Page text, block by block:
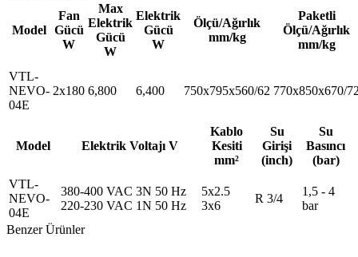
Model
Fan
Gücü
W
Max
Elektrik
Gücü
W
Elektrik
Gücü
W
Ölçü/Ağırlık
mm/kg
Paketli
Ölçü/Ağırlık
mm/kg
VTL-
NEVO-
04E
2x180 6,800 6,400 750x795x560/62 770x850x670/
Model Elektrik Voltajı V
Kablo
Kesiti
mm²
Su
Girişi
(inch)
Su
Basıncı
(bar)
VTL-
NEVO-
04E
380-400 VAC 3N 50 Hz
220-230 VAC 1N 50 Hz
5x2.5
3x6
R 3/4
1,5 - 4
bar
Benzer Ürünler